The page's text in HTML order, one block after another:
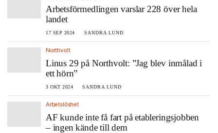
Arbetsförmedlingen varslar 228 över hela
landet
17 SEP 2024 SANDRA LUND
Northvolt
Linus 29 på Northvolt: ”Jag blev inmålad i
ett hörn”
3 OKT 2024 SANDRA LUND
Arbetslöshet
AF kunde inte få fart på etableringsjobben
– ingen kände till dem